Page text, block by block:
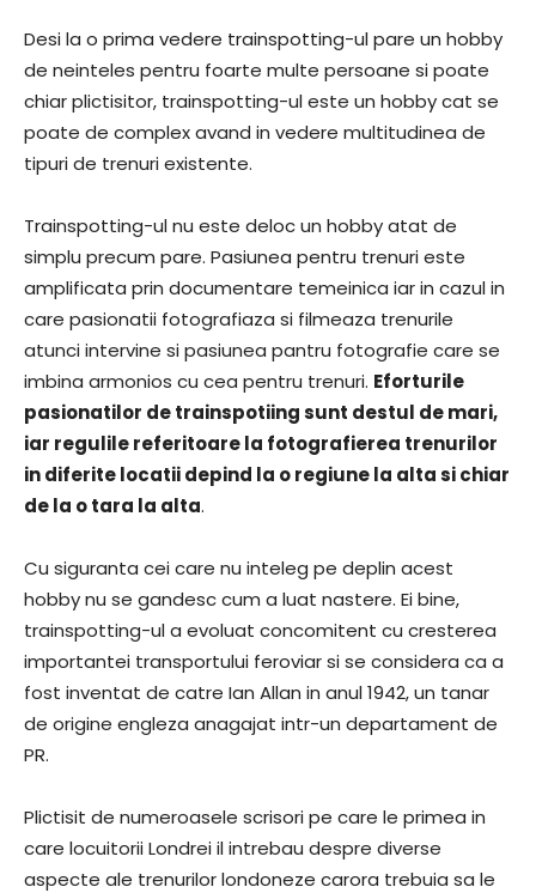
Desi la o prima vedere trainspotting-ul pare un hobby
de neinteles pentru foarte multe persoane si poate
chiar plictisitor, trainspotting-ul este un hobby cat se
poate de complex avand in vedere multitudinea de
tipuri de trenuri existente.
Trainspotting-ul nu este deloc un hobby atat de
simplu precum pare. Pasiunea pentru trenuri este
amplificata prin documentare temeinica iar in cazul in
care pasionatii fotografiaza si filmeaza trenurile
atunci intervine si pasiunea pantru fotografie care se
imbina armonios cu cea pentru trenuri. Eforturile
pasionatilor de trainspotiing sunt destul de mari,
iar regulile referitoare la fotografierea trenurilor
in diferite locatii depind la o regiune la alta si chiar
de la o tara la alta.
Cu siguranta cei care nu inteleg pe deplin acest
hobby nu se gandesc cum a luat nastere. Ei bine,
trainspotting-ul a evoluat concomitent cu cresterea
importantei transportului feroviar si se considera ca a
fost inventat de catre Ian Allan in anul 1942, un tanar
de origine engleza anagajat intr-un departament de
PR.
Plictisit de numeroasele scrisori pe care le primea in
care locuitorii Londrei il intrebau despre diverse
aspecte ale trenurilor londoneze carora trebuia sa le